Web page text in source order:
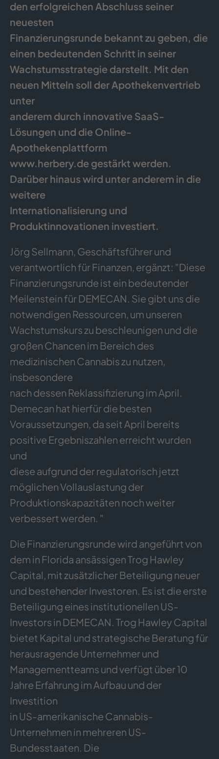
den erfolgreichen Abschluss seiner
neuesten
Finanzierungsrunde bekannt zu geben, die
einen bedeutenden Schritt in seiner
Wachstumsstrategie darstellt. Mit den
neuen Mitteln soll der Apothekenvertrieb
unter
anderem durch innovative SaaS-
Lösungen und die Online-
Apothekenplattform
www.herbery.de gestärkt werden.
Darüber hinaus wird unter anderem in die
weitere
Internationalisierung und
Produktinnovationen investiert.
Jörg Sellmann, Geschäftsführer und
verantwortlich für Finanzen, ergänzt: "Diese
Finanzierungsrunde ist ein bedeutender
Meilenstein für DEMECAN. Sie gibt uns die
notwendigen Ressourcen, um unseren
Wachstumskurs zu beschleunigen und die
großen Chancen im Bereich des
medizinischen Cannabis zu nutzen,
insbesondere
nach dessen Reklassifizierung im April.
Demecan hat hierfür die besten
Voraussetzungen, da seit April bereits
positive Ergebniszahlen erreicht wurden
und
diese aufgrund der regulatorisch jetzt
möglichen Vollauslastung der
Produktionskapazitäten noch weiter
verbessert werden. "
Die Finanzierungsrunde wird angeführt von
dem in Florida ansässigen Trog Hawley
Capital, mit zusätzlicher Beteiligung neuer
und bestehender Investoren. Es ist die erste
Beteiligung eines institutionellen US-
Investors in DEMECAN. Trog Hawley Capital
bietet Kapital und strategische Beratung für
herausragende Unternehmer und
Managementteams und verfügt über 10
Jahre Erfahrung im Aufbau und der
Investition
in US-amerikanische Cannabis-
Unternehmen in mehreren US-
Bundesstaaten. Die